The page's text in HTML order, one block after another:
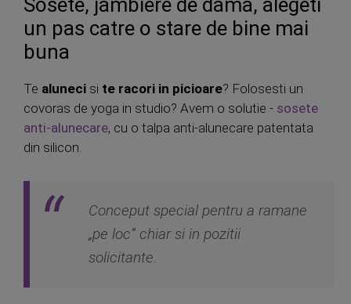
Sosete, jambiere de dama, alegeti
un pas catre o stare de bine mai
buna
Te aluneci si te racori in picioare? Folosesti un
covoras de yoga in studio? Avem o solutie - sosete
anti-alunecare, cu o talpa anti-alunecare patentata
din silicon.
Conceput special pentru a ramane
„pe loc” chiar si in pozitii
solicitante.